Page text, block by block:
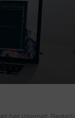
het internet.